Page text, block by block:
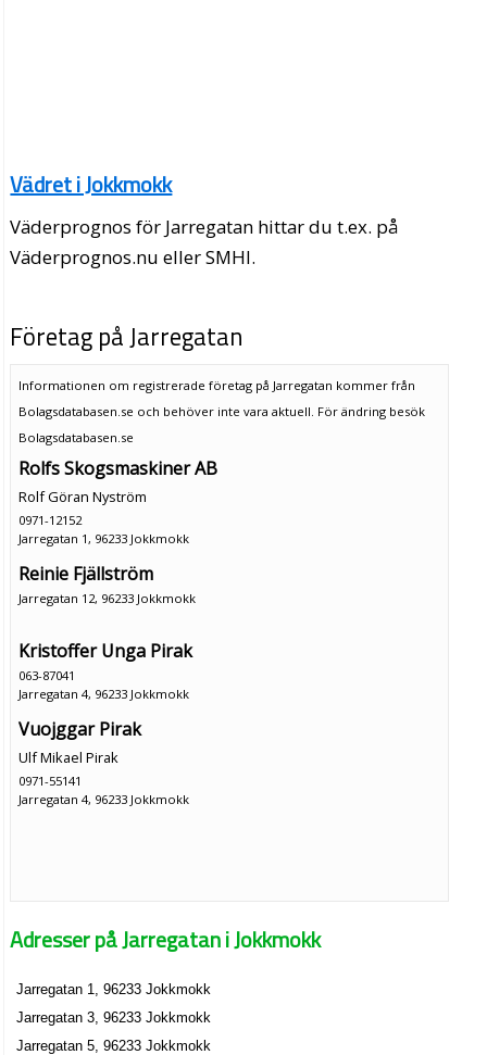
Vädret i Jokkmokk
Väderprognos för Jarregatan hittar du t.ex. på
Väderprognos.nu eller SMHI.
Företag på Jarregatan
Informationen om registrerade företag på Jarregatan kommer från
Bolagsdatabasen.se och behöver inte vara aktuell. För ändring besök
Bolagsdatabasen.se
Rolfs Skogsmaskiner AB
Rolf Göran Nyström
0971-12152
Jarregatan 1, 96233 Jokkmokk
Reinie Fjällström
Jarregatan 12, 96233 Jokkmokk
Kristoffer Unga Pirak
063-87041
Jarregatan 4, 96233 Jokkmokk
Vuojggar Pirak
Ulf Mikael Pirak
0971-55141
Jarregatan 4, 96233 Jokkmokk
Adresser på Jarregatan i Jokkmokk
Jarregatan 1, 96233 Jokkmokk
Jarregatan 3, 96233 Jokkmokk
Jarregatan 5, 96233 Jokkmokk